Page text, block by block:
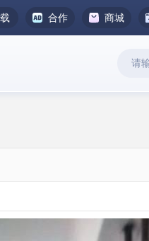
合作 商城